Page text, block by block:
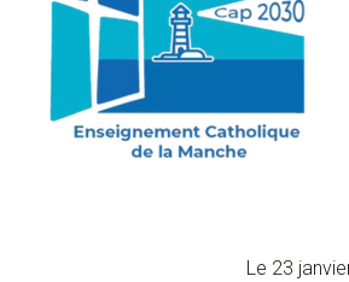
Le 23